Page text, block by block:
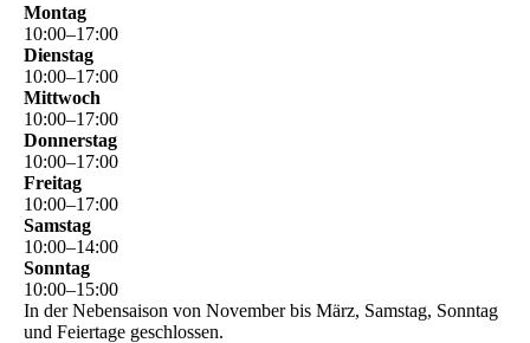
Montag
10:00–17:00
Dienstag
10:00–17:00
Mittwoch
10:00–17:00
Donnerstag
10:00–17:00
Freitag
10:00–17:00
Samstag
10:00–14:00
Sonntag
10:00–15:00
In der Nebensaison von November bis März, Samstag, Sonntag
und Feiertage geschlossen.